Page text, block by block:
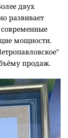
двух
развивает
современные
мощности.
продаж.